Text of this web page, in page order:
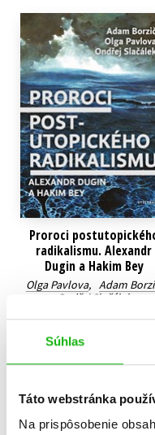
Súhlas
Táto webstránka
Na prispôsobenie
Technické vedy
Výchova a pedagogika
Proroci
radikalismu. Alexandr
Dugin a Hakim Bey
Olga Pavlova, Adam
Ondřej Slačálek
9,85 €
Do košíka